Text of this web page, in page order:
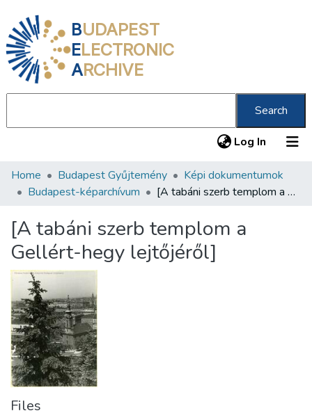
BUDAPEST
ELECTRONIC
ARCHIVE
Search
Log In (current)
Communities & Collections
Statistics
About us
Home Budapest Gyűjtemény
Képi dokumentumok
Budapest-képarchívum
[A tabáni szerb templom a Gellért-hegy lejtőjéről]
[A tabáni szerb templom a
Gellért-hegy lejtőjéről]
Files